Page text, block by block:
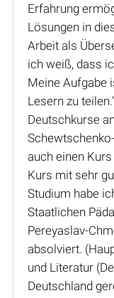
Erfahrung
Lösungen in
Arbeit als
ich weiß, dass
Meine Aufgabe
Lesern zu
Deutschkurse
auch einen
Kurs mit sehr
Studium habe
Staatlichen
Pereyaslav-
absolviert.
und Literatur
Deutschland